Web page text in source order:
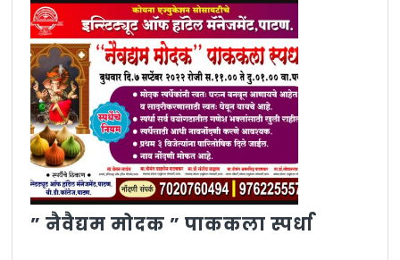
” नैवैद्यम मोदक ” पाककला स्पर्धा”